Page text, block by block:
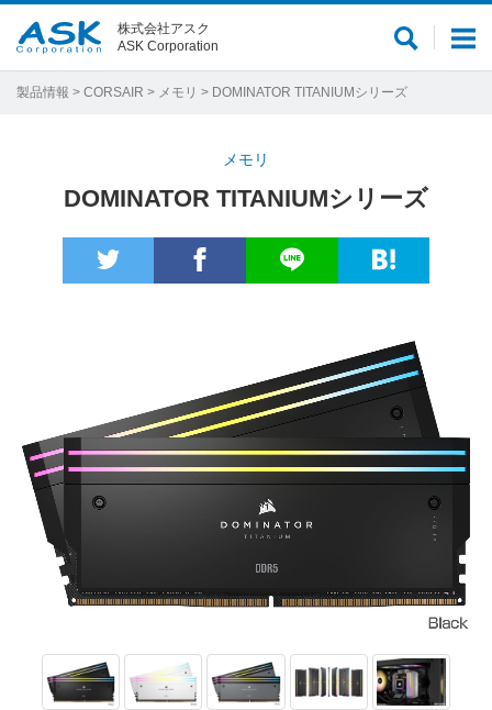
メ
サ
ト
株式会社アスク
ASK Corporation
製品情報 > CORSAIR > メモリ > DOMINATOR TITANIUMシリーズ
メモリ
DOMINATOR TITANIUMシリーズ